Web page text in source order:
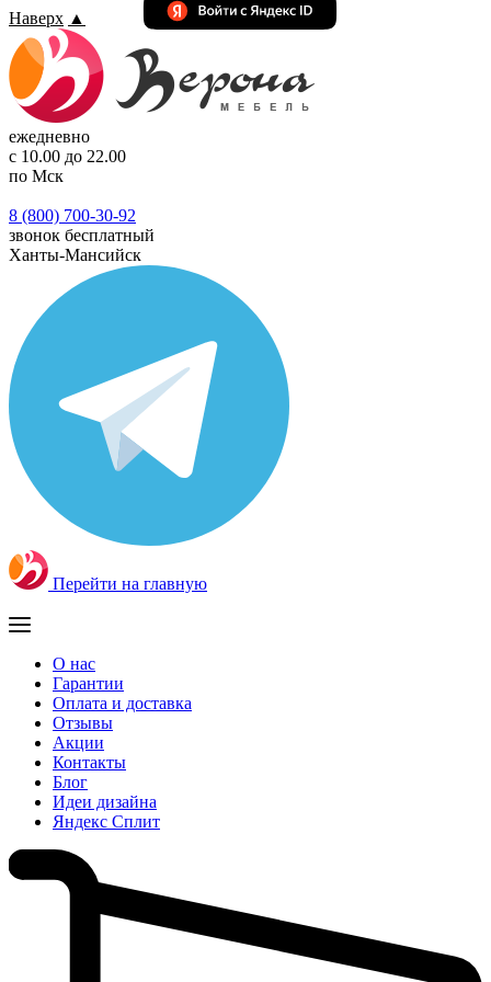
Наверх ▲
ежедневно
с 10.00 до 22.00
по Мск
8 (800) 700-30-92
звонок бесплатный
Ханты-Мансийск
Перейти на главную
О нас
Гарантии
Оплата и доставка
Отзывы
Акции
Контакты
Блог
Идеи дизайна
Яндекс Сплит